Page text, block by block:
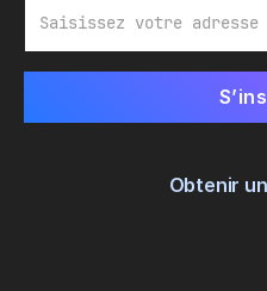
Obtenir